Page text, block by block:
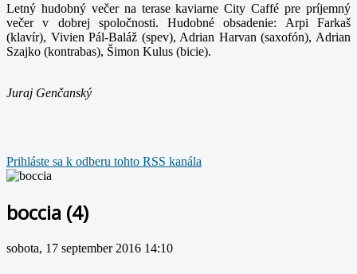
Letný hudobný večer na terase kaviarne City Caffé pre príjemný
večer v dobrej spoločnosti. Hudobné obsadenie: Arpi Farkaš
(klavír), Vivien Pál-Baláž (spev), Adrian Harvan (saxofón), Adrian
Szajko (kontrabas), Šimon Kulus (bicie).
Juraj Genčanský
Prihláste sa k odberu tohto RSS kanála
boccia (4)
sobota, 17 september 2016 14:10